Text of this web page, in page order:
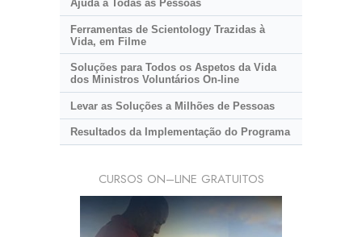
Ajuda a Todas as Pessoas
Ferramentas de Scientology Trazidas à
Vida, em Filme
Soluções para Todos os Aspetos da Vida
dos Ministros Voluntários On-line
Levar as Soluções a Milhões de Pessoas
Resultados da Implementação do Programa
CURSOS ON–LINE GRATUITOS